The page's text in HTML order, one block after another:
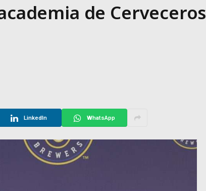
de Cerveceros
LinkedIn WhatsApp